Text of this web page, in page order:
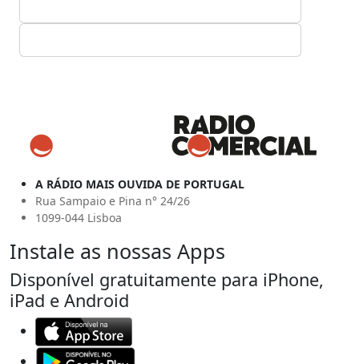
A RÁDIO MAIS OUVIDA DE PORTUGAL
Rua Sampaio e Pina n° 24/26
1099-044 Lisboa
Instale as nossas Apps
Disponível gratuitamente para iPhone,
iPad e Android